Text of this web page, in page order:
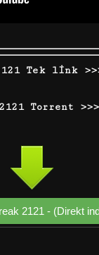
Tek link
Torrent >>>
2121 - (Direkt